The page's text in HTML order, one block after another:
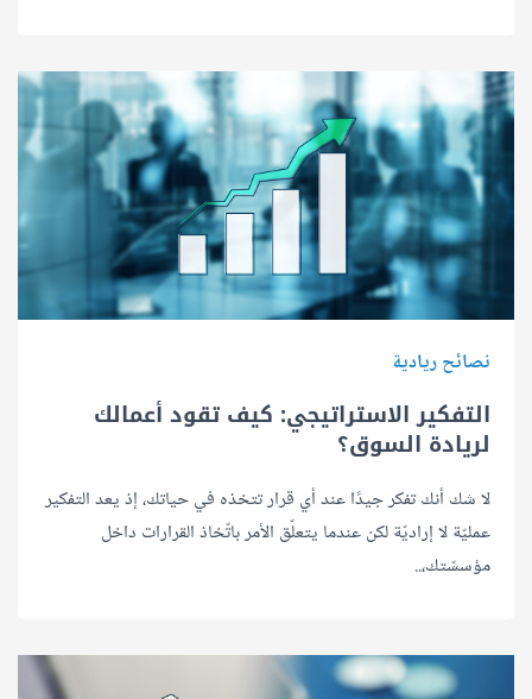
نصائح ريادية
التفكير الاستراتيجي: كيف تقود أعمالك
لريادة السوق؟
لا شك أنك تفكر جيدًا عند أي قرار تتخذه في حياتك، إذ يعد التفكير
عمليّة لا إراديّة لكن عندما يتعلّق الأمر باتّخاذ القرارات داخل
مؤسسّتك،..